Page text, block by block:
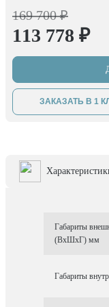
требованиям
Поэтому владелец
правомерности
169 700 ₽
113 778 ₽
ЗАКАЗАТЬ В 1
Габариты
(ВхШхГ) мм
Габариты